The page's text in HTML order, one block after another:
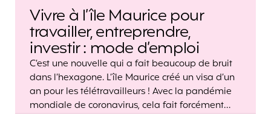
Vivre à l’île Maurice pour
travailler, entreprendre,
investir : mode d’emploi
C’est une nouvelle qui a fait beaucoup de bruit
dans l’hexagone. L’île Maurice créé un visa d’un
an pour les télétravailleurs ! Avec la pandémie
mondiale de coronavirus, cela fait forcément…